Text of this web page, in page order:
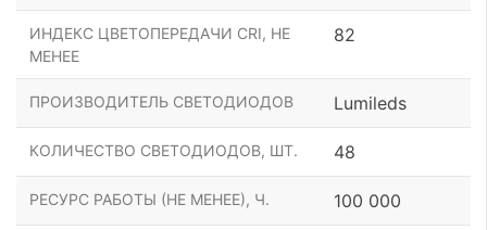
ИНДЕКС ЦВЕТОПЕРЕДАЧИ CRI, НЕ
МЕНЕЕ
82
ПРОИЗВОДИТЕЛЬ СВЕТОДИОДОВ Lumileds
КОЛИЧЕСТВО СВЕТОДИОДОВ, ШТ. 48
РЕСУРС РАБОТЫ (НЕ МЕНЕЕ), Ч. 100 000